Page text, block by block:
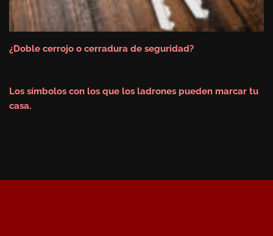
¿Doble cerrojo o cerradura de seguridad?
Los símbolos con los que los ladrones pueden marcar tu
casa.